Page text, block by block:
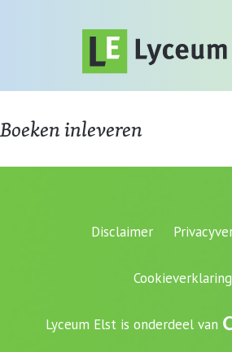
Boeken inleveren
Disclaimer
Cookieverklaring
Lyceum Elst is onderdeel van